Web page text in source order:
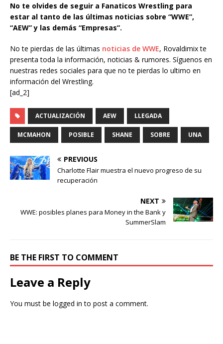
No te olvides de seguir a Fanaticos Wrestling para
estar al tanto de las últimas noticias sobre “WWE”,
“AEW” y las demás “Empresas”.
No te pierdas de las últimas noticias de WWE, Rovaldimix te
presenta toda la información, noticias & rumores. Síguenos en
nuestras redes sociales para que no te pierdas lo ultimo en
información del Wrestling.
[ad_2]
ACTUALIZACIÓN AEW LLEGADA
MCMAHON POSIBLE SHANE SOBRE UNA
PREVIOUS
Charlotte Flair muestra el nuevo progreso de su
recuperación
NEXT
WWE: posibles planes para Money in the Bank y
SummerSlam
BE THE FIRST TO COMMENT
Leave a Reply
You must be logged in to post a comment.